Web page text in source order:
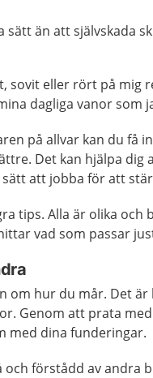
sätt än att självskada
sovit eller rört på mig
dagliga vanor som
på allvar kan du få
Det kan hjälpa
att jobba för att
tips. Alla är olika och
vad som passar
om hur du mår. Det
Genom att prata
med dina funderingar.
och förstådd av andra